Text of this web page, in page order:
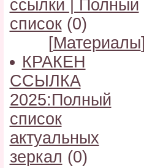
ссылки | Полный
список (0)
[Материалы]
КРАКЕН
ССЫЛКА
2025:Полный
список
актуальных
зеркал (0)